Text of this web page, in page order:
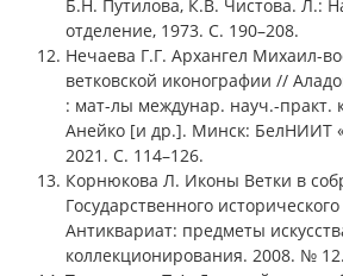
Б.Н. Путилова, К.В. Чистова. Л.:
отделение, 1973. С. 190–208.
Нечаева Г.Г. Архангел Михаил-
ветковской иконографии //
: мат-лы междунар. науч.-практ.
Анейко [и др.]. Минск: БелНИИТ
2021. С. 114–126.
Корнюкова Л. Иконы Ветки в
Государственного
Антиквариат: предметы
коллекционирования. 2008. №